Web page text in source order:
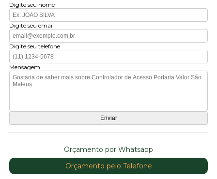
Digite seu nome
Digite seu email
Digite seu telefone
Mensagem
Orçamento por Whatsapp
Orçamento pelo Telefone